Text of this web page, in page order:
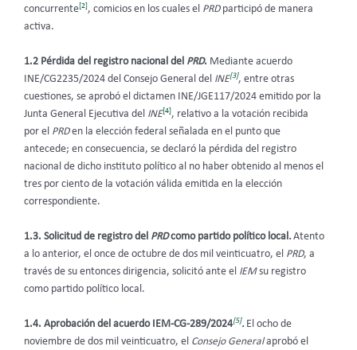
concurrente[2], comicios en los cuales el PRDparticipó de manera
activa.
1.2 Pérdida del registro nacional del PRD. Mediante acuerdo
INE/CG2235/2024 del Consejo General del INE[3], entre otras
cuestiones, se aprobó el dictamen INE/JGE117/2024 emitido por la
Junta General Ejecutiva del INE[4], relativo a la votación recibida
por el PRDen la elección federal señalada en el punto que
antecede; en consecuencia, se declaró la pérdida del registro
nacional de dicho instituto político al no haber obtenido al menos el
tres por ciento de la votación válida emitida en la elección
correspondiente.
1.3. Solicitud de registro del PRDcomo partido político local .Atento
a lo anterior, el once de octubre de dos mil veinticuatro, el PRD, a
través de su entonces dirigencia, solicitó ante el IEMsu registro
como partido político local.
1.4. Aprobación del acuerdo IEM-CG-289/2024[5]. El ocho de
noviembre de dos mil veinticuatro, el Consejo Generalaprobó el